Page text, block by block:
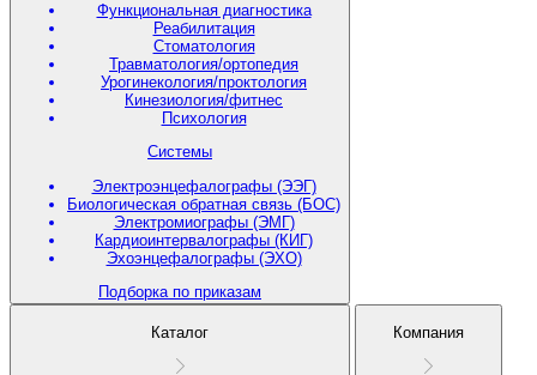
Функциональная диагностика
Реабилитация
Стоматология
Травматология/ортопедия
Урогинекология/проктология
Кинезиология/фитнес
Психология
Системы
Электроэнцефалографы (ЭЭГ)
Биологическая обратная связь (БОС)
Электромиографы (ЭМГ)
Кардиоинтервалографы (КИГ)
Эхоэнцефалографы (ЭХО)
Подборка по приказам
Каталог Компания